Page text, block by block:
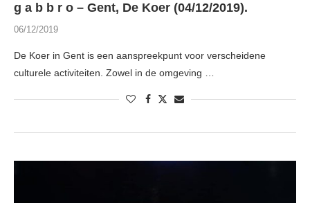
g a b b r o – Gent, De Koer (04/12/2019).
06/12/2019
De Koer in Gent is een aanspreekpunt voor verscheidene
culturele activiteiten. Zowel in de omgeving …